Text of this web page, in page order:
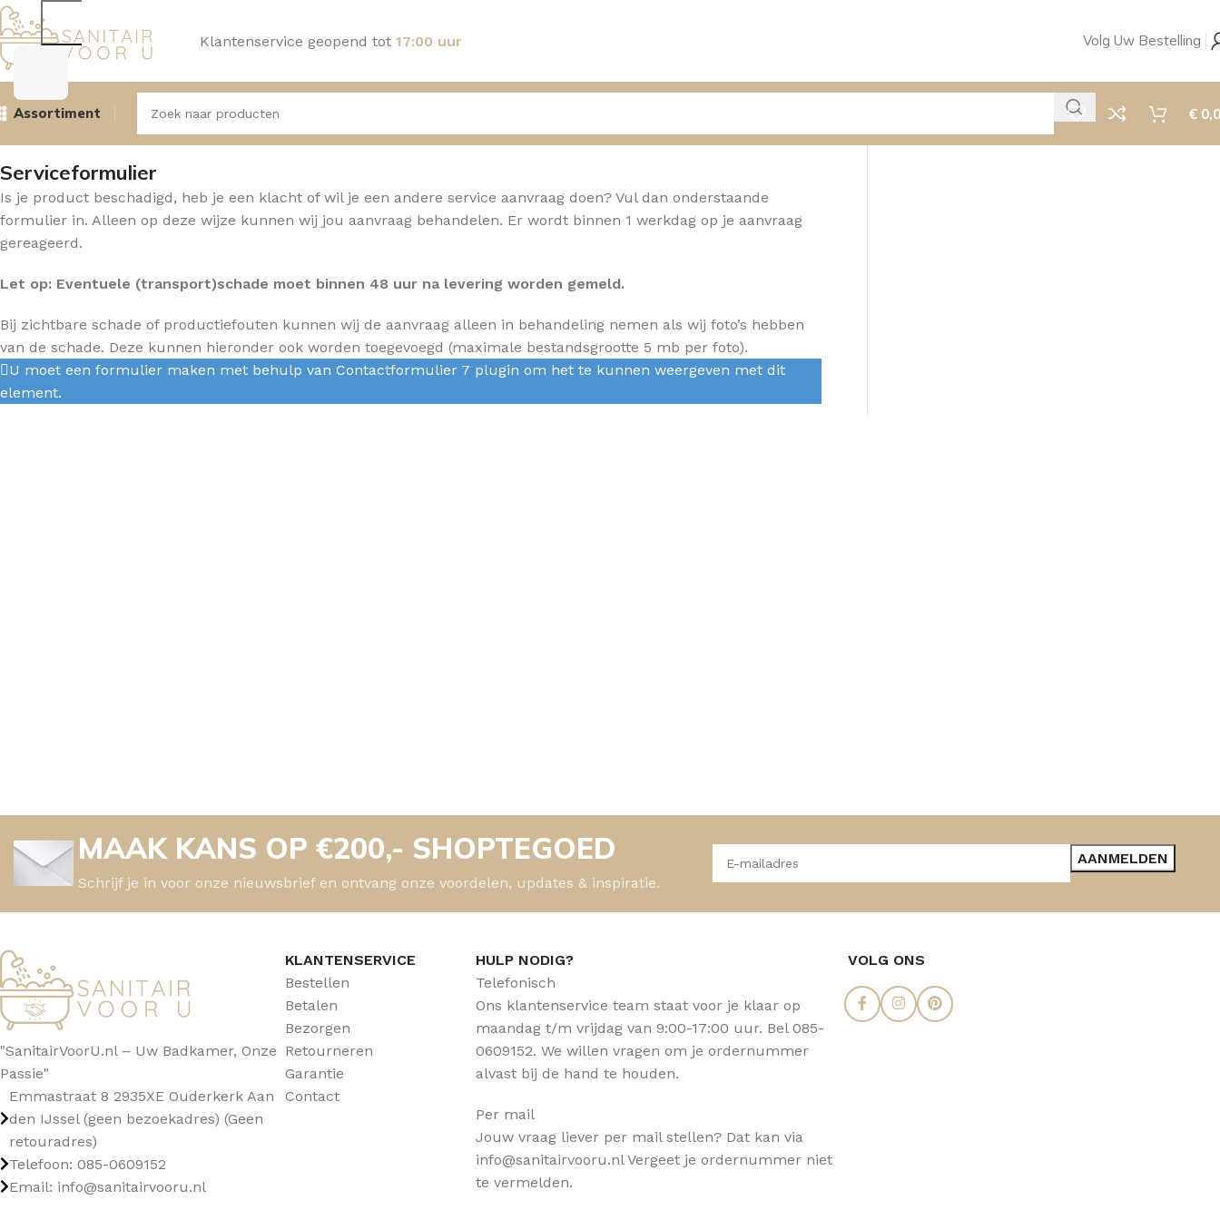
Klantenservice geopend tot 17:00 uur Volg Uw Bestelling
Assortiment
TOPBLADEN
€
Serviceformulier
Is je product beschadigd, heb je een klacht of wil je een andere service aanvraag doen? Vul dan onderstaande
formulier in. Alleen op deze wijze kunnen wij jou aanvraag behandelen. Er wordt binnen 1 werkdag op je aanvraag
gereageerd.
Let op: Eventuele (transport)schade moet binnen 48 uur na levering worden gemeld.
Bij zichtbare schade of productiefouten kunnen wij de aanvraag alleen in behandeling nemen als wij foto’s hebben
van de schade. Deze kunnen hieronder ook worden toegevoegd (maximale bestandsgrootte 5 mb per foto).
U moet een formulier maken met behulp van Contactformulier 7 plugin om het te kunnen weergeven met dit
element.
MAAK KANS OP €200,- SHOPTEGOED
Schrijf je in voor onze nieuwsbrief en ontvang onze voordelen, updates & inspiratie.
"SanitairVoorU.nl – Uw Badkamer, Onze
Passie"
Emmastraat 8 2935XE Ouderkerk Aan
den IJssel (geen bezoekadres) (Geen
retouradres)
Telefoon: 085-0609152
Email: info@sanitairvooru.nl
KLANTENSERVICE
Bestellen
Betalen
Bezorgen
Retourneren
Garantie
Contact
HULP NODIG?
Telefonisch
Ons klantenservice team staat voor je klaar op
maandag t/m vrijdag van 9:00-17:00 uur. Bel 085-
0609152. We willen vragen om je ordernummer
alvast bij de hand te houden.
Per mail
Jouw vraag liever per mail stellen? Dat kan via
info@sanitairvooru.nl Vergeet je ordernummer niet
te vermelden.
VOLG ONS